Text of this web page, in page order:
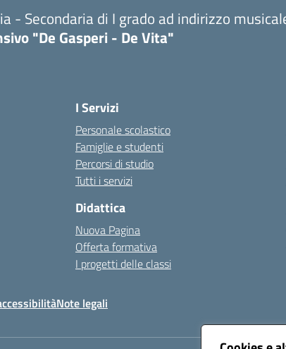
- Secondaria di I grado ad indirizzo
"De Gasperi - De Vita"
I Servizi
Personale scolastico
Famiglie e studenti
Percorsi di studio
Tutti i servizi
Didattica
Nuova Pagina
Offerta formativa
I progetti delle classi
Note legali